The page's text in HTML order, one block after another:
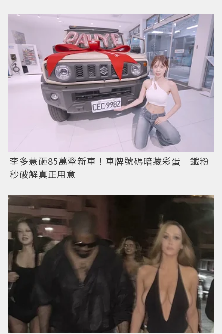
李多慧砸85萬牽新車！車牌號碼暗藏彩蛋 鐵粉
秒破解真正用意